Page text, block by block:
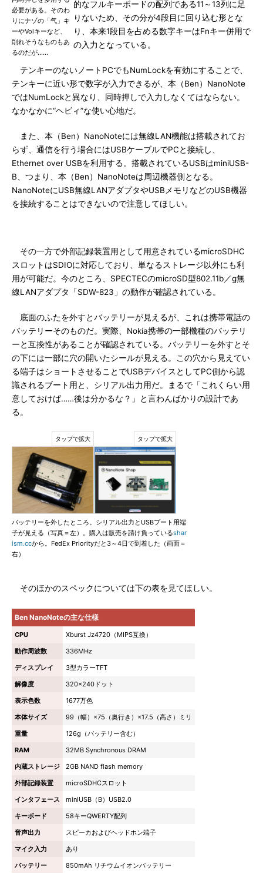
必要がある。そのわ
りにナゾの「气」キ
ーやVolキーなど、
削れそうなものもあ
るのだが……
的なフルキーボードの配列である11～13列に足
りないため、その分が4段目に回り込む形とな
り、本来1段目を占める数字キーはFnキー併用で
の入力となっている。
テンキーのないノートPCでもNumLockを有効にすることで、
テンキーに近い形で数字が入力できるが、本（Ben）NanoNote
ではNumLockと異なり、同時押しで入力しなくてはならない。
なかなかに“ヘビィ”な使い心地だ。
また、本（Ben）NanoNoteには無線LAN機能は搭載されてお
らず、通信を行う場合にはUSBケーブルでPCと接続し、
Ethernet over USBを利用する。搭載されているUSBはminiUSB-
B、つまり、本（Ben）NanoNoteは周辺機器側となる。
NanoNoteにUSB無線LANアダプタやUSBメモリなどのUSB機器
を接続することはできないので注意してほしい。
その一方で外部記録装置用として用意されているmicroSDHC
スロットはSDIOに対応しており、単なるストレージ以外にも利
用が可能だ。今のところ、SPECTECのmicroSD型802.11b／g無
線LANアダプタ「SDW-823」の動作が確認されている。
底面のふたを外すとバッテリーが見えるが、これは携帯電話の
バッテリーそのものだ。実際、Nokia携帯の一部機種のバッテリ
ーと互換性があることが確認されている。バッテリーを外すとそ
の下には一部に穴の開いたシールが見える。この穴から見えてい
る端子はショートさせることでUSBデバイスとしてPC側から認
識されるブート用と、シリアル出力用だ。まるで「これくらい用
意しておけば……後は分かるな？」と言わんばかりの設計であ
る。
バッテリーを外したところ。シリアル出力とUSBブート用端
子が見える（写真＝左）。購入は販売を請け負っているshar
ism.ccから。FedEx Priorityだと3～4日で到着した（画面＝
右）
そのほかのスペックについては下の表を見てほしい。
Ben NanoNoteの主な仕様
CPU
Xburst Jz4720（MIPS互換）
動作周波数
336MHz
ディスプレイ
3型カラーTFT
解像度
320×240ドット
表示色数
1677万色
本体サイズ
99（幅）×75（奥行き）×17.5（高さ）ミリ
重量
126g（バッテリー含む）
RAM
32MB Synchronous DRAM
内蔵ストレージ
2GB NAND flash memory
外部記録装置
microSDHCスロット
インタフェース
miniUSB（B）USB2.0
キーボード
58キーQWERTY配列
音声出力
スピーカおよびヘッドホン端子
マイク入力
あり
バッテリー
850mAh リチウムイオンバッテリー